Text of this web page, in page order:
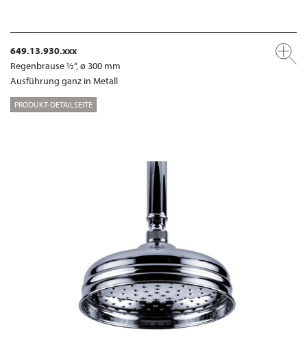
649.13.930.xxx
Regenbrause ½“, ø 300 mm
Ausführung ganz in Metall
PRODUKT-DETAILSEITE